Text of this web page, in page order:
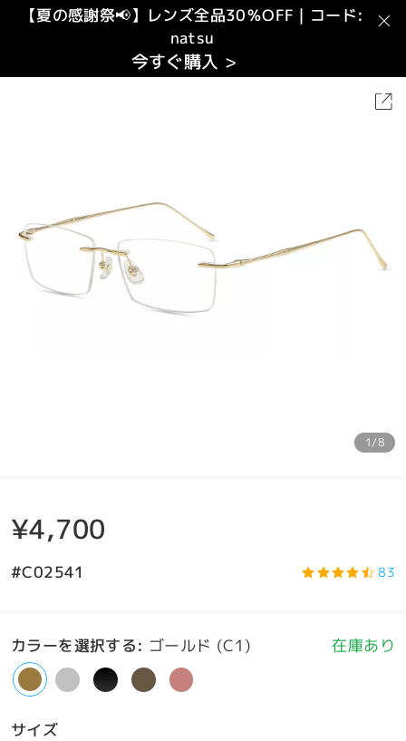
【夏の感謝祭📢】レンズ全品30％OFF｜コード:
natsu
今すぐ購入 >
1/8
¥4,700
#C02541 83
カラーを選択する: ゴールド (C1) 在庫あり
サイズ